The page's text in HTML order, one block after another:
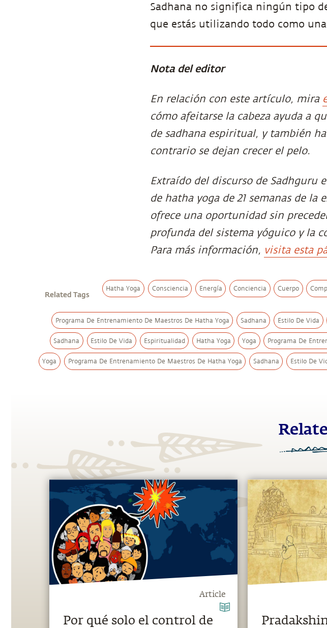
Sadhana no significa ningún tipo
que estás utilizando todo como
Nota del editor
En relación con este artículo, mira
cómo afeitarse la cabeza ayuda a
de sadhana espiritual, y también
contrario se dejan crecer el pelo.
Extraído del discurso de Sadhguru
de hatha yoga de 21 semanas de la
ofrece una oportunidad sin
profunda del sistema yóguico y la
Para más información, visita esta
Related Tags
Hatha Yoga Consciencia Energía Conciencia Cuerpo
Programa De Entrenamiento De Maestros De Hatha Yoga Sadhana Estilo De Vida
Sadhana Estilo De Vida Espiritualidad Hatha Yoga Yoga Programa De
Yoga Programa De Entrenamiento De Maestros De Hatha Yoga Sadhana Estilo De
Article
Por qué solo el control de